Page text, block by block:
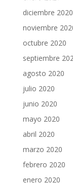
diciembre 2020
noviembre
octubre 2020
septiembre
agosto 2020
julio 2020
junio 2020
mayo 2020
abril 2020
marzo 2020
febrero 2020
enero 2020